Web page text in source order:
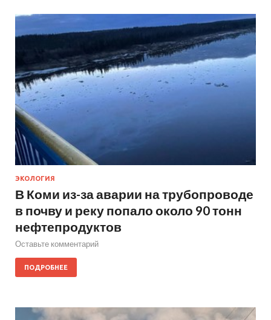
ЭКОЛОГИЯ
В Коми из-за аварии на трубопроводе
в почву и реку попало около 90 тонн
нефтепродуктов
Оставьте комментарий
ПОДРОБНЕЕ